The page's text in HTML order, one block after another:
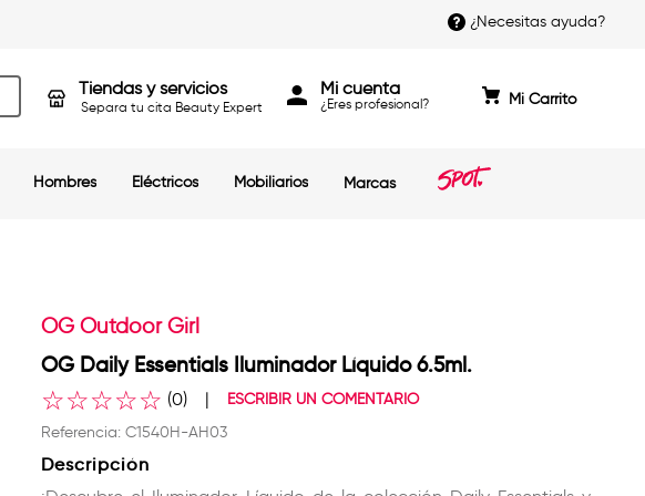
¿Necesitas ayuda?
Tiendas y servicios
Separa tu cita Beauty Expert
Mi cuenta
Hombres Eléctricos Mobiliarios Marcas
OG Outdoor Girl
OG Daily Essentials Iluminador Líquido 6.5ml.
☆☆☆☆☆ (0)
ESCRIBIR UN COMENTARIO
Referencia:C1540H-AH03
Descripción